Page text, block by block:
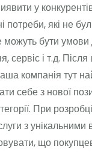
у
потреби, які не
можуть бути умови
сервіс і т.д. Після
компанія тут
себе з нової
При
з унікальними
що